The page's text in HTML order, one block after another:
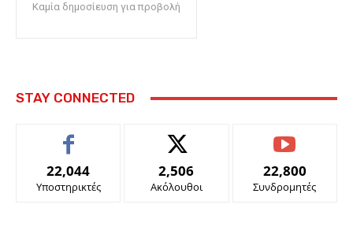
Καμία δημοσίευση για προβολή
STAY CONNECTED
22,044
Υποστηρικτές
2,506
Ακόλουθοι
22,800
Συνδρομητές